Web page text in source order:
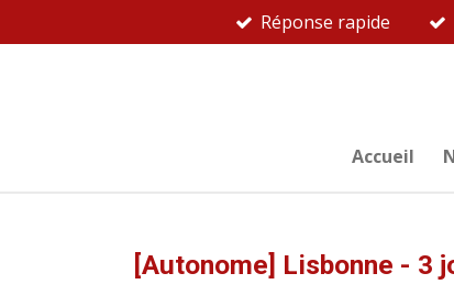
au
Réponse rapide
Accueil
[Autonome] Lisbonne - 3